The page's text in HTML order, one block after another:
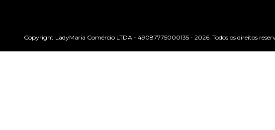
Copyright LadyMaria Comércio LTDA - 49087775000135 - 2026. Todos os direitos